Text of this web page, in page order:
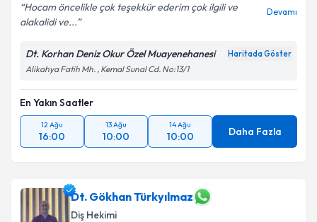
Hocam öncelikle çok teşekkür ederim çok ilgili ve
alakalidi ve...
Devamı
Dt. Korhan Deniz Okur Özel Muayenehanesi Haritada Göster
Alikahya Fatih Mh. , Kemal Sunal Cd. No:13/1
En Yakın Saatler
12 Ağu
16:00
13 Ağu
10:00
14 Ağu
10:00 Daha Fazla
Dt. Gökhan Türkyılmaz
Diş Hekimi